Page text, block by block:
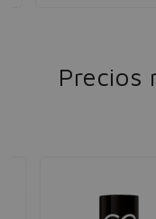
Precios